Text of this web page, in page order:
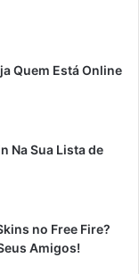
Quem Está Online
Na Sua Lista de
no Free Fire?
Amigos!